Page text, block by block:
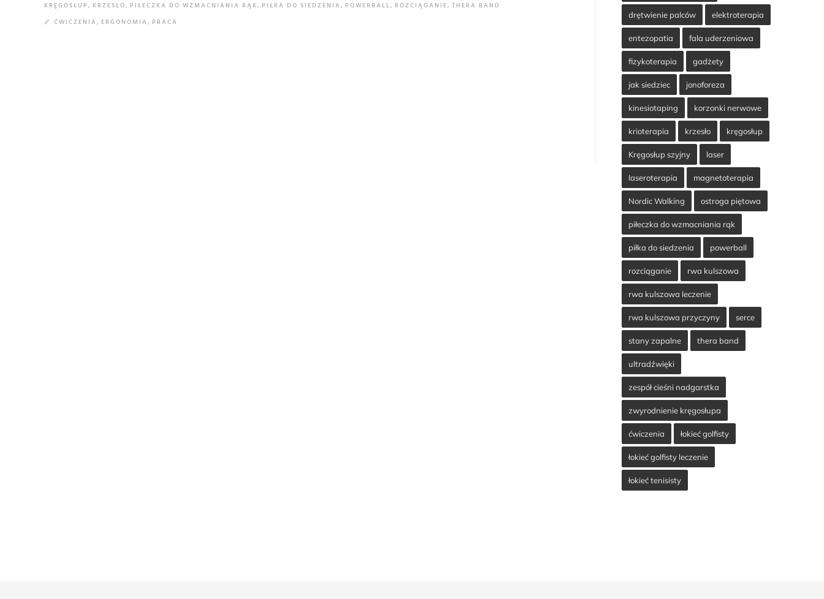
KRĘGOSŁUP, KRZESŁO, PIŁECZKA DO WZMACNIANIA RĄK, PIŁKA DO SIEDZENIA, POWERBALL, ROZCIĄGANIE, THERA BAND
ĆWICZENIA, ERGONOMIA, PRACA
drętwienie palców elektroterapia
entezopatia fala uderzeniowa
fizykoterapia gadżety
jak siedziec jonoforeza
kinesiotaping korzonki nerwowe
krioterapia krzesło kręgosłup
Kręgosłup szyjny laser
laseroterapia magnetoterapia
Nordic Walking ostroga piętowa
piłeczka do wzmacniania rąk
piłka do siedzenia powerball
rozciąganie rwa kulszowa
rwa kulszowa leczenie
rwa kulszowa przyczyny serce
stany zapalne thera band
ultradźwięki
zespół cieśni nadgarstka
zwyrodnienie kręgosłupa
ćwiczenia łokieć golfisty
łokieć golfisty leczenie
łokieć tenisisty